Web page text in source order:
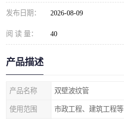
发布日期： 2026-08-09
阅 读 量： 40
产品描述
产品名称 双壁波纹管
使用范围 市政工程、建筑工程等